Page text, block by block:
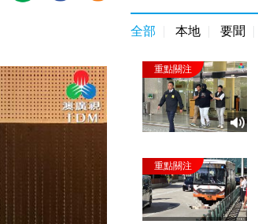
全部 本地 要聞